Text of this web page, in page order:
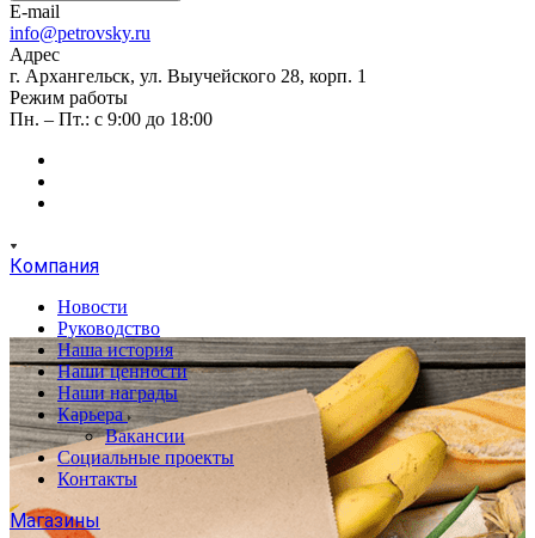
E-mail
info@petrovsky.ru
Адрес
г. Архангельск, ул. Выучейского 28, корп. 1
Режим работы
Пн. – Пт.: с 9:00 до 18:00
Компания
Новости
Руководство
Наша история
Наши ценности
Наши награды
Карьера
Вакансии
Социальные проекты
Контакты
Магазины